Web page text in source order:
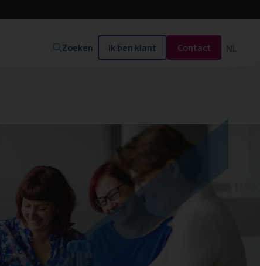
Zoeken Ik ben klant Contact NL